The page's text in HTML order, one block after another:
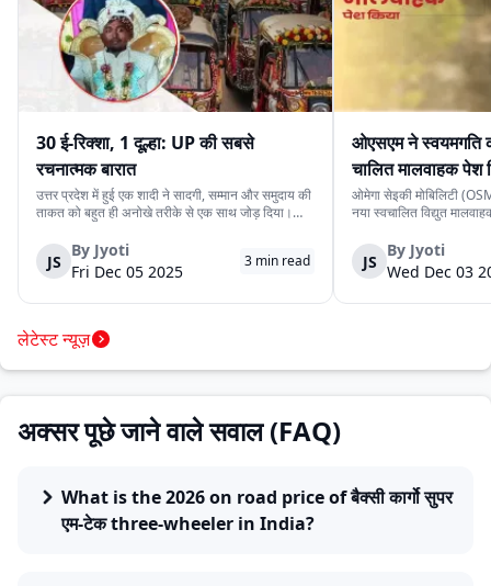
30 ई-रिक्शा, 1 दूल्हा: UP की सबसे
रचनात्मक बारात
उत्तर प्रदेश में हुई एक शादी ने सादगी, सम्मान और समुदाय की
ताकत को बहुत ही अनोखे तरीके से एक साथ जोड़ दिया।
वाहन की व्यवस्था करने के लिये पर्याप्त साधन नहीं थे।
लेकिन दोस्ती की भावना ने उस...
JS
By Jyoti
Fri Dec 05 2025
3 min read
ओएसएम ने स्वयमगति
चालित मालवाहक पेश
ओमेगा सेइकी मोबिलिटी
नया स्वचालित विद्युत
के स्वचालित यात्री संस्करण
लिये प्रस्तुत किया गया दूसरा
JS
By Jyoti
Wed Dec 03
लेटेस्ट न्यूज़
अक्सर पूछे जाने वाले सवाल (FAQ)
What is the 2026 on road price of बैक्सी कार्गो सुपर
एम-टेक three-wheeler in India?